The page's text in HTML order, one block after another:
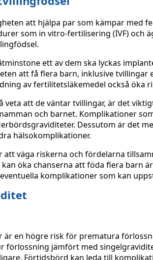
att hjälpa par som kämpar med
som in vitro-fertilisering (IVF) och
ett av dem ska lyckas
att få flera barn, inklusive tvillingar
av fertilitetsläkemedel också öka
att de väntar tvillingar, är det
och barnet. Komplikationer
Dessutom är det
hälsokomplikationer.
väga riskerna och fördelarna
öka chanserna att föda flera barn
komplikationer som kan
en högre risk för prematura
jämfört med
Förtidsbörd kan leda till